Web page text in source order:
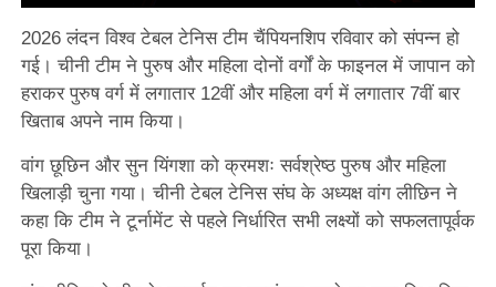
2026 लंदन विश्व टेबल टेनिस टीम चैंपियनशिप रविवार को संपन्न हो
गई। चीनी टीम ने पुरुष और महिला दोनों वर्गों के फाइनल में जापान को
हराकर पुरुष वर्ग में लगातार 12वीं और महिला वर्ग में लगातार 7वीं बार
खिताब अपने नाम किया।
वांग छूछिन और सुन यिंगशा को क्रमशः सर्वश्रेष्ठ पुरुष और महिला
खिलाड़ी चुना गया। चीनी टेबल टेनिस संघ के अध्यक्ष वांग लीछिन ने
कहा कि टीम ने टूर्नामेंट से पहले निर्धारित सभी लक्ष्यों को सफलतापूर्वक
पूरा किया।